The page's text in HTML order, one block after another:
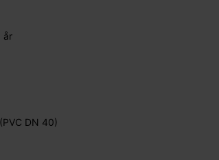
år
DN 40)